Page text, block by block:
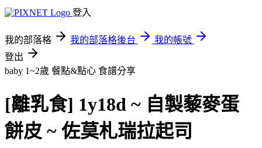
登入
我的部落格 我的部落格後台
我的帳號
登出
baby 1~2歲 餐點&點心 食譜分享
[離乳食] 1y18d ~ 自製藜麥蛋
餅皮 ~ 佐莫札瑞拉起司